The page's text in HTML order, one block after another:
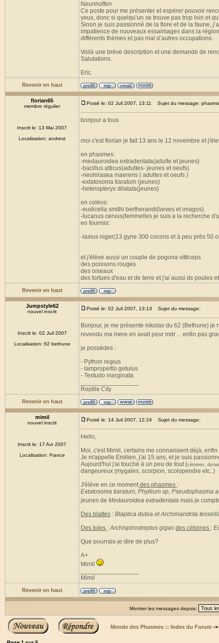
Neunhoffen.
Ce poste pour me présenter et espérer pouvoir
yeux, donc si quelqu’un se trouve pas trop loin et
Sinon je suis passionné de la flore et de la faune,
impatience de nouveaux essaimages dans la
différents thèmes et pas mal d’autres occupations.
Voilà une brève description et une demande de
Salutations.
Eric.
Revenir en haut
florian65
membre régulier
Inscrit le: 13 Mai 2007
Localisation: andrest
Posté le: 02 Juil 2007, 13:11 Sujet du message: phasms
bonjour a tous
moi c'est florian je fait 13 ans le 12 novembre et
en phasmes:
-medauroidea extradentata(adulte et jeunes)
-bacillus atticus(adultes- jeunes et oeufs)
-neohirasea maerens ( adultes et oeufs )
-extatosoma tiaratum (jeunes)
-heteropteryx dilatata(jeunes)
en coléos:
-eudicella smithi bertherandi(larves et imagos)
-lucanus cervus(femmelles je suis a la recherche
en fourmis:
-lasius niger(13 gyne 300 cocons et à peu près 50
et j'élève aussi un couple de pogona vitticeps
des poissons rouges
des oiseaux
des tortues d'eau et de terre et j'ai aussi ds poules
Revenir en haut
Jumpstyle62
nouvel inscrit
Inscrit le: 02 Juil 2007
Localisation: 62 bethune
Posté le: 02 Juil 2007, 13:13 Sujet du message:
Bonjour, je me présente nikolas du 62 (Bethune)
revendu ma mere en avait peur mdr ... enfin pas
je possèdes :
- Python regius
- lampropeltis getulus
- Testudo marginata
Reptile City
Revenir en haut
mimil
nouvel inscrit
Inscrit le: 17 Avr 2007
Localisation: France
Posté le: 14 Juil 2007, 12:24 Sujet du message:
Hello,
Moi, c'est Mimil, certains me connaissent déjà, enfin
Je m'appelle Emilien, j'ai 15 ans, et je suis
Aujourd'hui j'ai touché à un peu de tout (cétoines,
dangeureux (mygales, scorpion, scolopendre etc..)
J'élève en ce momentdes phasmes :
Extatosoma tiaratum, Phyllium sp, Pseudophasma
jeunes de Medauroidea extradentata mais je
Des blattes : Blaptica dubia et Archimandrita
Des Iules :Archispirostreptus gigas des cétoines :
Que pourrais-je dire de plus?
A+
Mimil
Mimil
Revenir en haut
Montrer les messages depuis:
Monde des Phasmes :: Index du Forum ->